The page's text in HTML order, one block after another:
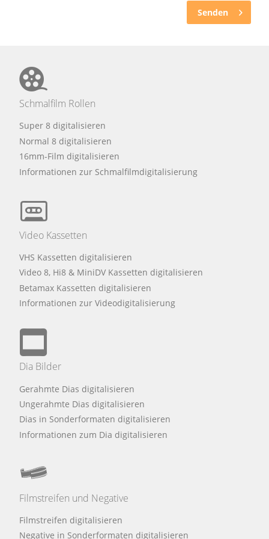
Senden
Schmalfilm Rollen
Super 8 digitalisieren
Normal 8 digitalisieren
16mm-Film digitalisieren
Informationen zur Schmalfilmdigitalisierung
Video Kassetten
VHS Kassetten digitalisieren
Video 8, Hi8 & MiniDV Kassetten digitalisieren
Betamax Kassetten digitalisieren
Informationen zur Videodigitalisierung
Dia Bilder
Gerahmte Dias digitalisieren
Ungerahmte Dias digitalisieren
Dias in Sonderformaten digitalisieren
Informationen zum Dia digitalisieren
Filmstreifen und Negative
Filmstreifen digitalisieren
Negative in Sonderformaten digitalisieren